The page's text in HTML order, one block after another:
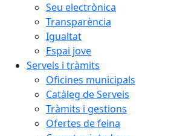
Seu electrònica
Transparència
Igualtat
Espai jove
Serveis i tràmits
Oficines municipals
Catàleg de Serveis
Tràmits i gestions
Ofertes de feina